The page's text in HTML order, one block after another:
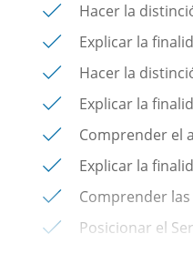
Hacer la
Explicar la
Hacer la
Explicar la
Comprender el
Explicar la
Comprender
Posicionar el